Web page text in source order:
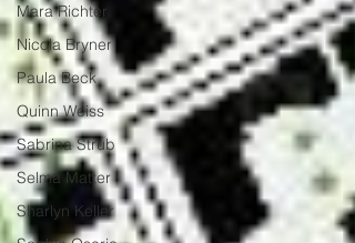
Mara Richter
Nicola Bryner
Paula Beck
Quinn Weiss
Sabrina Strub
Selma Matter
Sharlyn Keller